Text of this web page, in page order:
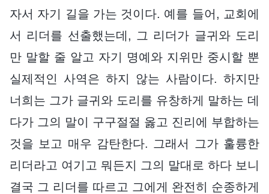
자서 자기 길을 가는 것이다. 예를 들어, 교회에
서 리더를 선출했는데, 그 리더가 글귀와 도리
만 말할 줄 알고 자기 명예와 지위만 중시할 뿐
실제적인 사역은 하지 않는 사람이다. 하지만
너희는 그가 글귀와 도리를 유창하게 말하는 데
다가 그의 말이 구구절절 옳고 진리에 부합하는
것을 보고 매우 감탄한다. 그래서 그가 훌륭한
리더라고 여기고 뭐든지 그의 말대로 하다 보니
결국 그 리더를 따르고 그에게 완전히 순종하게